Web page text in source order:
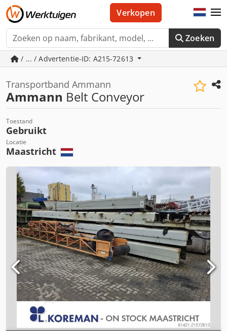
Zoeken
Verkopen
/ ... / Advertentie-ID: A215-72613
Transportband Ammann
Ammann Belt Conveyor
Toestand
Gebruikt
Locatie
Maastricht